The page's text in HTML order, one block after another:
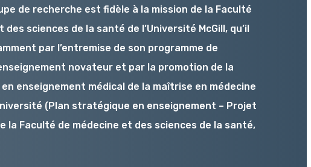
de recherche est fidèle à la mission de la Faculté
des sciences de la santé de l’Université McGill, qu’il
par l’entremise de son programme de
novateur et par la promotion de la
enseignement médical de la maîtrise en médecine
(Plan stratégique en enseignement – Projet
la Faculté de médecine et des sciences de la santé,